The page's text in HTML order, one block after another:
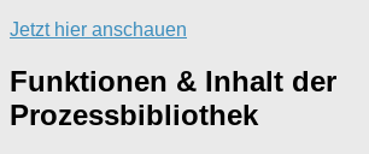
Jetzt hier anschauen
Funktionen & Inhalt der
Prozessbibliothek